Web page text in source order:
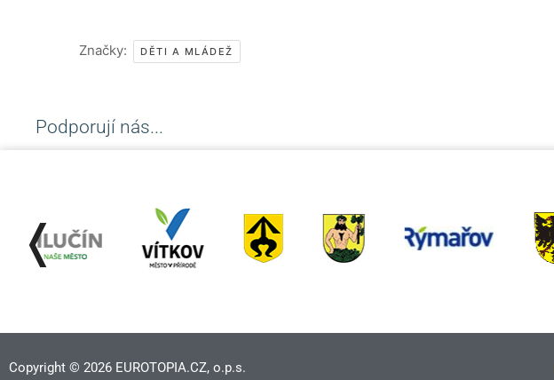
Značky: DĚTI A MLÁDEŽ
Podporují nás...
❬
Copyright © 2026 EUROTOPIA.CZ, o.p.s.